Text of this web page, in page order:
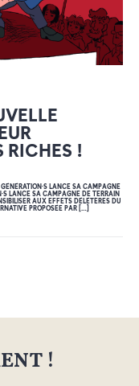
RICHES !
LANCE SA CAMPAGNE
LANCE SA CAMPAGNE DE TERRAIN
AUX EFFETS DÉLÉTÈRES DU
PROPOSÉE PAR […]
!